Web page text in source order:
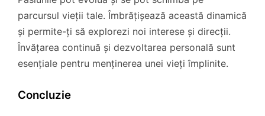
parcursul vieții tale. Îmbrățișează această dinamică
și permite-ți să explorezi noi interese și direcții.
Învățarea continuă și dezvoltarea personală sunt
esențiale pentru menținerea unei vieți împlinite.
Concluzie